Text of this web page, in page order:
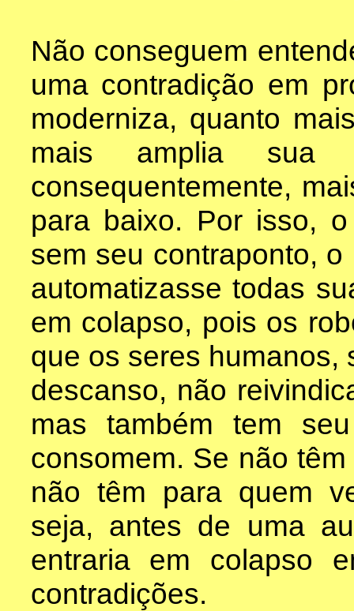
Não conseguem
uma contradição em
moderniza, quanto
mais amplia sua
consequentemente,
para baixo. Por isso,
sem seu contraponto,
automatizasse todas
em colapso, pois os
que os seres humanos,
descanso, não
mas também tem
consomem. Se não
não têm para quem
seja, antes de uma
entraria em colapso
contradições.